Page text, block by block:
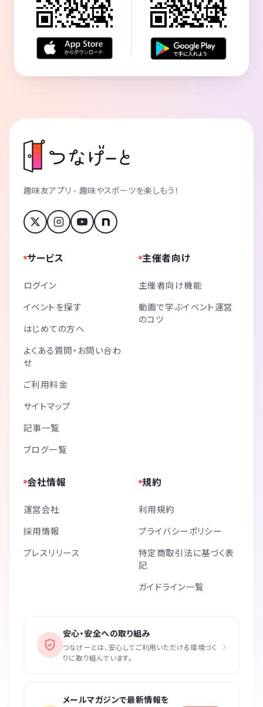
趣味友アプリ - 趣味やスポーツを楽しもう！
サービス
ログイン
イベントを探す
はじめての方へ
よくある質問・お問い合わ
せ
ご利用料金
サイトマップ
記事一覧
ブログ一覧
主催者向け
主催者向け機能
動画で学ぶイベント運営
のコツ
会社情報
運営会社
採用情報
プレスリリース
規約
利用規約
プライバシーポリシー
特定商取引法に基づく表
記
ガイドライン一覧
安心・安全への取り組み
つなげーとは、安心してご利用いただける環境づく
りに取り組んでいます。
›
メールマガジンで最新情報を